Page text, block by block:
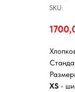
SKU:
XS -